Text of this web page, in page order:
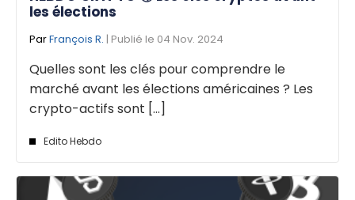
les élections
ParFrançois R. | Publié le 04 Nov. 2024
Quelles sont les clés pour comprendre le
marché avant les élections américaines ? Les
crypto-actifs sont [...]
Edito Hebdo